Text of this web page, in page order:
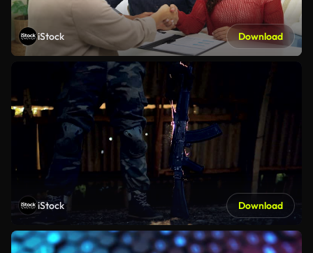
iStock Download
iStock Download